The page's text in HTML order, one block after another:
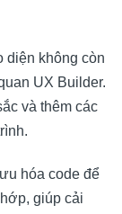
diện không còn
UX Builder.
và thêm các
hóa code để
giúp cải